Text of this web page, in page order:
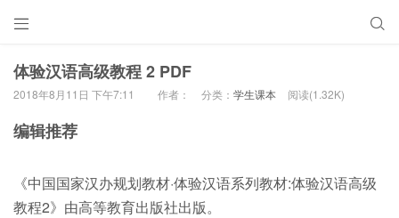
 
体验汉语高级教程 2 PDF
2018年8月11日 下午7:11 作者： 分类： 学生课本 阅读(1.32K)
编辑推荐
《中国国家汉办规划教材·体验汉语系列教材:体验汉语高级
教程2》由高等教育出版社出版。